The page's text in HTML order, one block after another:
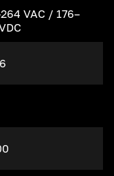
VAC / 176–